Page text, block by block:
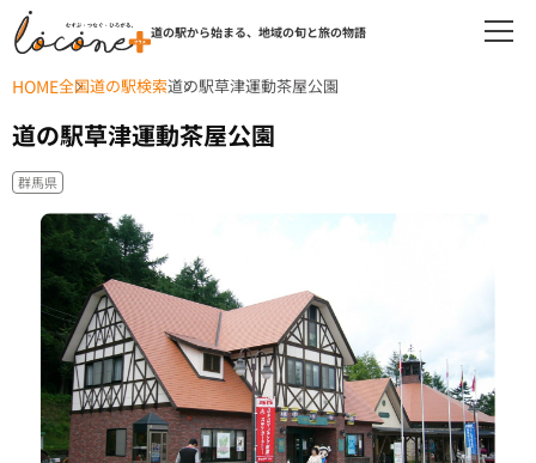
道の駅から始まる、地域の旬と旅の物語
HOME全国道の駅検索道の駅草津運動茶屋公園
道の駅草津運動茶屋公園
群馬県